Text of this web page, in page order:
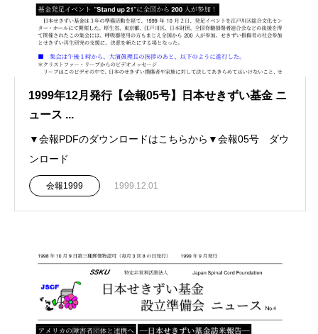
1999年12月発行【会報05号】日本せきずい基金 ニ
ュース ...
▼会報PDFのダウンロードはこちらから▼会報05号 ダウ
ンロード
会報1999 1999.12.01